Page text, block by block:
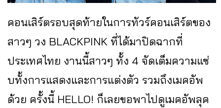
คอนเสิร์ตรอบสุดท้ายในการทัวร์คอนเสิร์ตของ
สาวๆ วง BLACKPINK ที่ได้มาปิดฉากที่
ประเทศไทย งานนี้สาวๆ ทั้ง 4 จัดเต็มความแซ่
บทั้งการแสดงและการแต่งตัว รวมถึงเมคอัพ
ด้วย ครั้งนี้ HELLO! ก็เลยขอพาไปดูเมคอัพลุค